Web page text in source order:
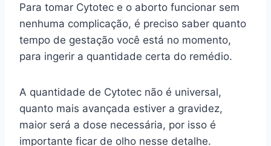
Para tomar Cytotec e o aborto funcionar sem
nenhuma complicação, é preciso saber quanto
tempo de gestação você está no momento,
para ingerir a quantidade certa do remédio.
A quantidade de Cytotec não é universal,
quanto mais avançada estiver a gravidez,
maior será a dose necessária, por isso é
importante ficar de olho nesse detalhe.